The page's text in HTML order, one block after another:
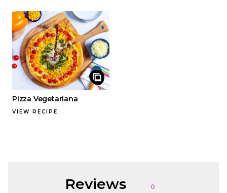
Pizza Vegetariana
VIEW RECIPE
Reviews 0